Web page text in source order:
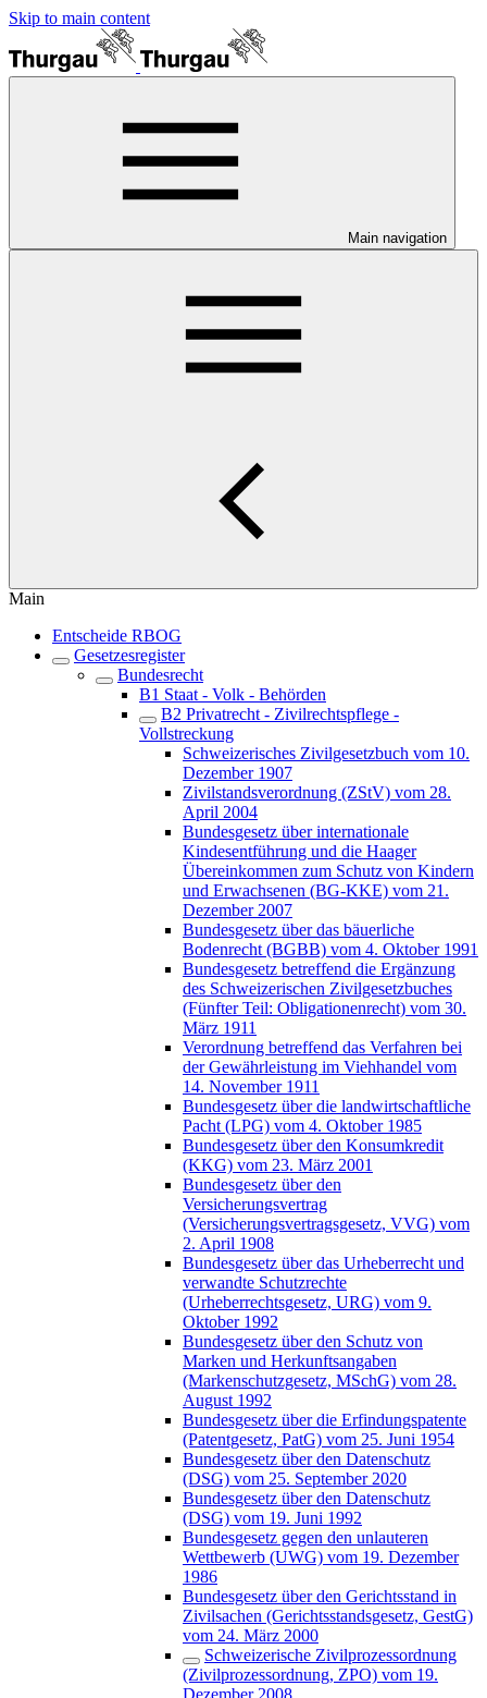
Skip to main content
Main navigation
Main
Entscheide RBOG
Gesetzesregister
Bundesrecht
B1 Staat - Volk - Behörden
B2 Privatrecht - Zivilrechtspflege -
Vollstreckung
Schweizerisches Zivilgesetzbuch vom 10.
Dezember 1907
Zivilstandsverordnung (ZStV) vom 28.
April 2004
Bundesgesetz über internationale
Kindesentführung und die Haager
Übereinkommen zum Schutz von Kindern
und Erwachsenen (BG-KKE) vom 21.
Dezember 2007
Bundesgesetz über das bäuerliche
Bodenrecht (BGBB) vom 4. Oktober 1991
Bundesgesetz betreffend die Ergänzung
des Schweizerischen Zivilgesetzbuches
(Fünfter Teil: Obligationenrecht) vom 30.
März 1911
Verordnung betreffend das Verfahren bei
der Gewährleistung im Viehhandel vom
14. November 1911
Bundesgesetz über die landwirtschaftliche
Pacht (LPG) vom 4. Oktober 1985
Bundesgesetz über den Konsumkredit
(KKG) vom 23. März 2001
Bundesgesetz über den
Versicherungsvertrag
(Versicherungsvertragsgesetz, VVG) vom
2. April 1908
Bundesgesetz über das Urheberrecht und
verwandte Schutzrechte
(Urheberrechtsgesetz, URG) vom 9.
Oktober 1992
Bundesgesetz über den Schutz von
Marken und Herkunftsangaben
(Markenschutzgesetz, MSchG) vom 28.
August 1992
Bundesgesetz über die Erfindungspatente
(Patentgesetz, PatG) vom 25. Juni 1954
Bundesgesetz über den Datenschutz
(DSG) vom 25. September 2020
Bundesgesetz über den Datenschutz
(DSG) vom 19. Juni 1992
Bundesgesetz gegen den unlauteren
Wettbewerb (UWG) vom 19. Dezember
1986
Bundesgesetz über den Gerichtsstand in
Zivilsachen (Gerichtsstandsgesetz, GestG)
vom 24. März 2000
Schweizerische Zivilprozessordnung
(Zivilprozessordnung, ZPO) vom 19.
Dezember 2008